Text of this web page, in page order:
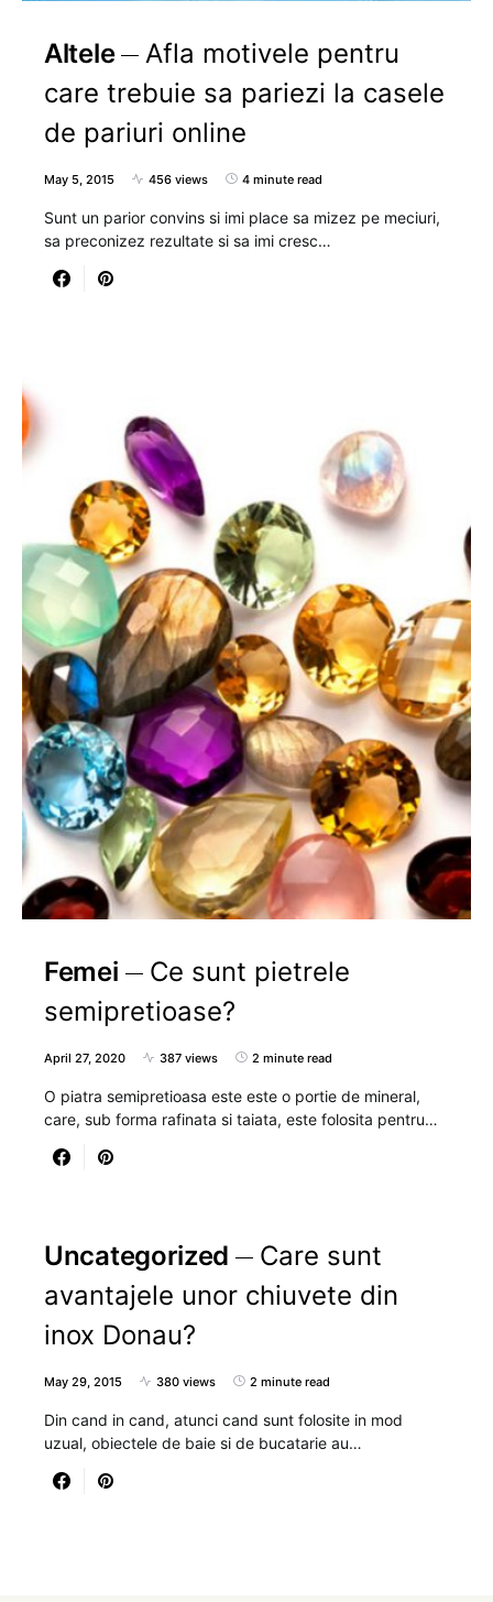
Altele
Afla motivele pentru
care trebuie sa pariezi la casele
de pariuri online
May 5, 2015 456 views 4 minute read
Sunt un parior convins si imi place sa mizez pe meciuri,
sa preconizez rezultate si sa imi cresc…
Femei
Ce sunt pietrele
semipretioase?
April 27, 2020 387 views 2 minute read
O piatra semipretioasa este este o portie de mineral,
care, sub forma rafinata si taiata, este folosita pentru…
Uncategorized
Care sunt
avantajele unor chiuvete din
inox Donau?
May 29, 2015 380 views 2 minute read
Din cand in cand, atunci cand sunt folosite in mod
uzual, obiectele de baie si de bucatarie au…